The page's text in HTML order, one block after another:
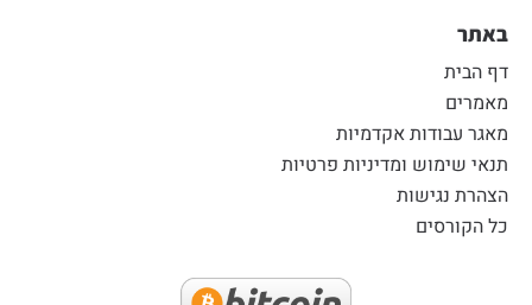
באתר
דף הבית
מאמרים
מאגר עבודות אקדמיות
תנאי שימוש ומדיניות פרטיות
הצהרת נגישות
כל הקורסים